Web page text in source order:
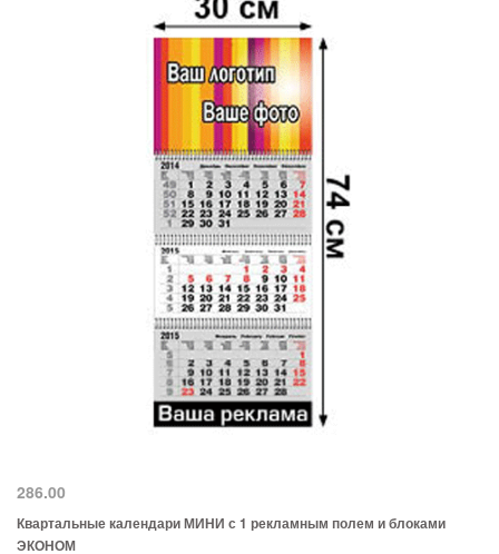
286.00
Квартальные календари МИНИ с 1 рекламным полем и блоками
ЭКОНОМ